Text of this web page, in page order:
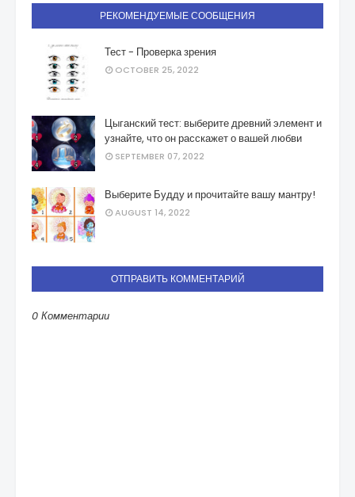
РЕКОМЕНДУЕМЫЕ СООБЩЕНИЯ
Тест - Проверка зрения
OCTOBER 25, 2022
Цыганский тест: выберите древний элемент и
узнайте, что он расскажет о вашей любви
SEPTEMBER 07, 2022
Выберите Будду и прочитайте вашу мантру!
AUGUST 14, 2022
ОТПРАВИТЬ КОММЕНТАРИЙ
0 Комментарии